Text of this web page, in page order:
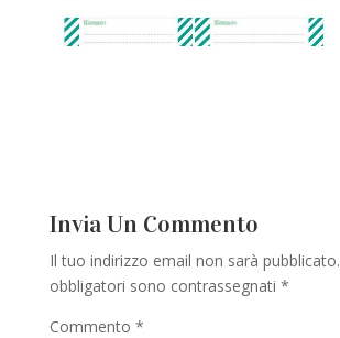
Invia Un Commento
Il tuo indirizzo email non sarà pubblicato.
obbligatori sono contrassegnati *
Commento *